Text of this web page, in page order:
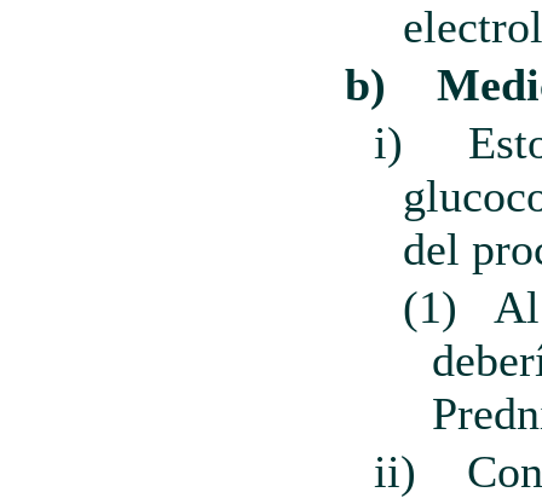
b)
i)
del
(1)
ii)